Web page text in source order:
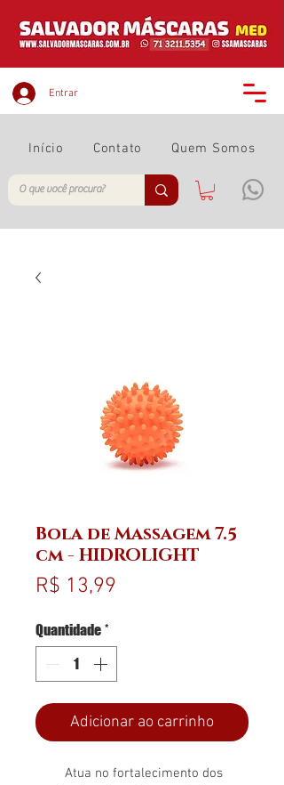
Início Contato Quem Somos
Entrar
Bola de Massagem 7.5
cm - HIDROLIGHT
R$ 13,99
Quantidade *
Adicionar ao carrinho
Atua no fortalecimento dos